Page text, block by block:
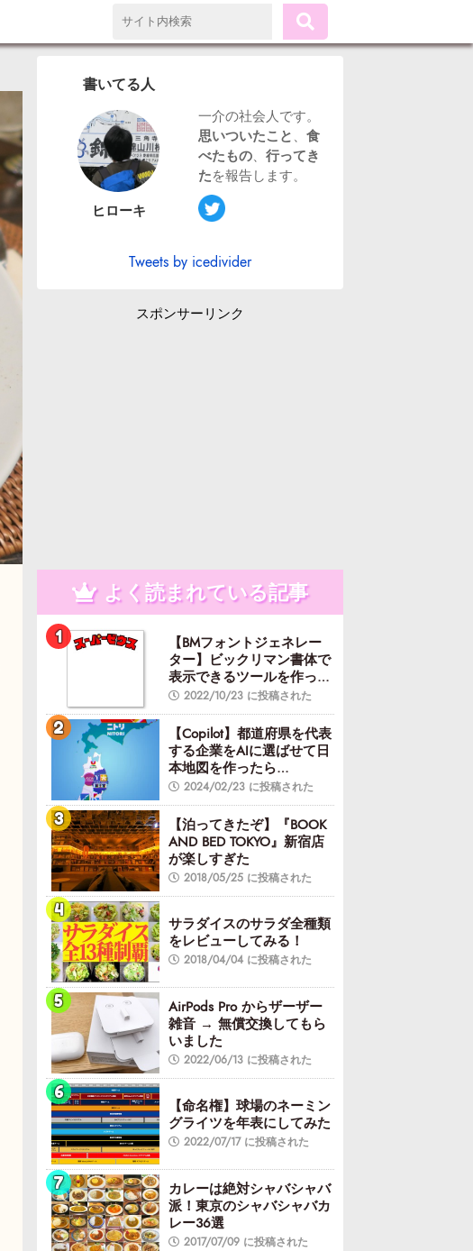
書いてる人
ヒローキ
一介の社会人です。
思いついたこと、食
べたもの、行ってき
たを報告します。
Tweets by icedivider
スポンサーリンク
よく読まれている記事
【BMフォントジェネレー
ター】ビックリマン書体で
表示できるツールを作って
みた2022/10/23 に投稿された
【Copilot】都道府県を代表
する企業をAIに選ばせて日
本地図を作ったら…
2024/02/23 に投稿された
【泊ってきたぞ】『BOOK
AND BED TOKYO』新宿店
が楽しすぎた
2018/05/25 に投稿された
サラダイスのサラダ全種類
をレビューしてみる！
2018/04/04 に投稿された
AirPods Pro からザーザー
雑音 → 無償交換してもら
いました
2022/06/13 に投稿された
【命名権】球場のネーミン
グライツを年表にしてみた
2022/07/17 に投稿された
カレーは絶対シャバシャバ
派！東京のシャバシャバカ
レー36選
2017/07/09 に投稿された